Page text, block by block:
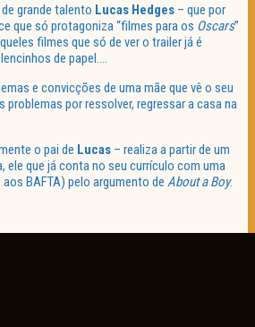
grande talento Lucas Hedges – que por
que só protagoniza “filmes para os Oscars”
filmes que só de ver o trailer já é
de papel….
e convicções de uma mãe que vê o seu
por ressolver, regressar a casa na
o pai de Lucas – realiza a partir de um
ele que já conta no seu currículo com uma
BAFTA) pelo argumento de About a Boy.